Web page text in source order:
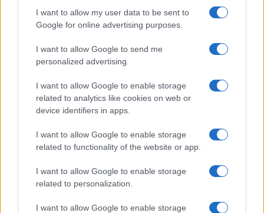
I want to allow my user data to be sent to
Google for online advertising purposes.
I want to allow Google to send me
personalized advertising.
I want to allow Google to enable storage
related to analytics like cookies on web or
device identifiers in apps.
I want to allow Google to enable storage
related to functionality of the website or app.
I want to allow Google to enable storage
related to personalization.
I want to allow Google to enable storage
ΑΜΥΝΑ
F-35: Επιστολή Ρεπουμπλικάνου βουλευτή στον
Ντόναλντ Τραμπ για να μπλοκαριστεί η πώληση